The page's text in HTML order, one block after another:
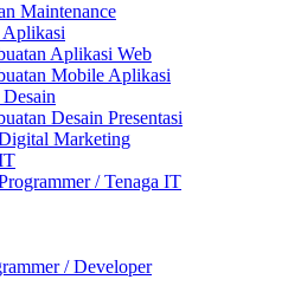
Maintenance
Aplikasi
Aplikasi Web
Mobile Aplikasi
Desain
Desain Presentasi
Marketing
/ Tenaga IT
/ Developer